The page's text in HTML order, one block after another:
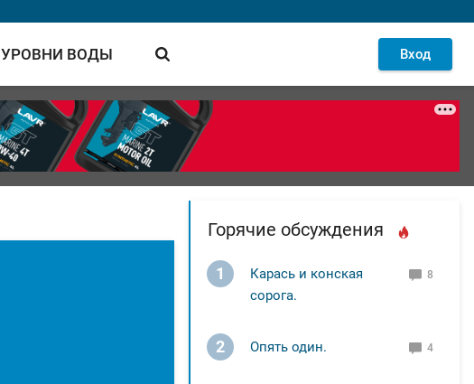
УРОВНИ ВОДЫ Вход
Горячие обсуждения
1
Карась и конская
сорога.
8
2 Опять один. 4